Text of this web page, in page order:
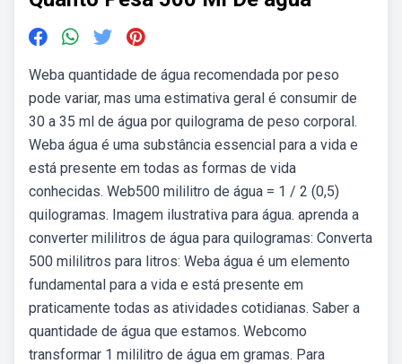
Weba quantidade de água recomendada por peso
pode variar, mas uma estimativa geral é consumir de
30 a 35 ml de água por quilograma de peso corporal.
Weba água é uma substância essencial para a vida e
está presente em todas as formas de vida
conhecidas. Web500 mililitro de água = 1 / 2 (0,5)
quilogramas. Imagem ilustrativa para água. ️aprenda a
converter mililitros de água para quilogramas: Converta
500 mililitros para litros: Weba água é um elemento
fundamental para a vida e está presente em
praticamente todas as atividades cotidianas. Saber a
quantidade de água que estamos. Webcomo
transformar 1 mililitro de água em gramas. Para